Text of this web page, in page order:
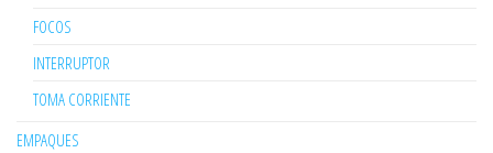
FOCOS
INTERRUPTOR
TOMA CORRIENTE
EMPAQUES